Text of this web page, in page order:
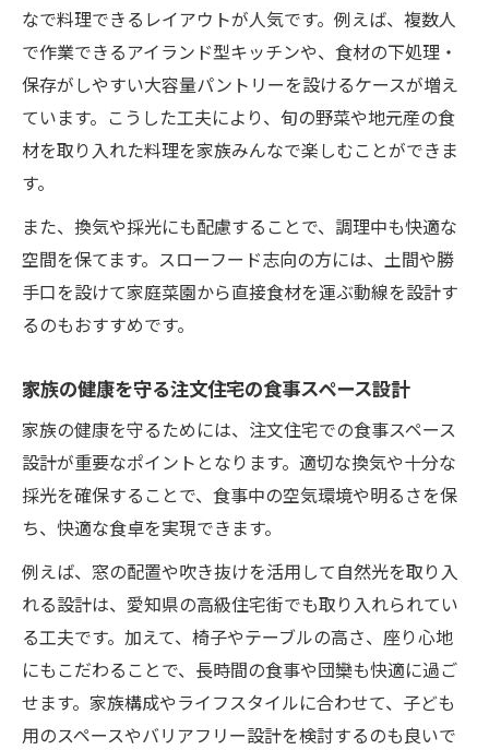
なで料理できるレイアウトが人気です。例えば、複数人
で作業できるアイランド型キッチンや、食材の下処理・
保存がしやすい大容量パントリーを設けるケースが増え
ています。こうした工夫により、旬の野菜や地元産の食
材を取り入れた料理を家族みんなで楽しむことができま
す。
また、換気や採光にも配慮することで、調理中も快適な
空間を保てます。スローフード志向の方には、土間や勝
手口を設けて家庭菜園から直接食材を運ぶ動線を設計す
るのもおすすめです。
家族の健康を守る注文住宅の食事スペース設計
家族の健康を守るためには、注文住宅での食事スペース
設計が重要なポイントとなります。適切な換気や十分な
採光を確保することで、食事中の空気環境や明るさを保
ち、快適な食卓を実現できます。
例えば、窓の配置や吹き抜けを活用して自然光を取り入
れる設計は、愛知県の高級住宅街でも取り入れられてい
る工夫です。加えて、椅子やテーブルの高さ、座り心地
にもこだわることで、長時間の食事や団欒も快適に過ご
せます。家族構成やライフスタイルに合わせて、子ども
用のスペースやバリアフリー設計を検討するのも良いで